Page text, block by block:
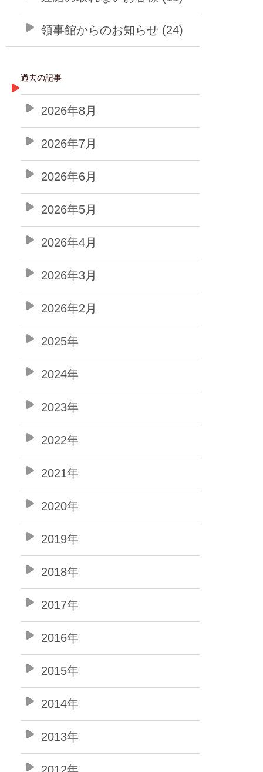
領事館からのお知らせ (24)
過去の記事
2026年8月
2026年7月
2026年6月
2026年5月
2026年4月
2026年3月
2026年2月
2025年
2024年
2023年
2022年
2021年
2020年
2019年
2018年
2017年
2016年
2015年
2014年
2013年